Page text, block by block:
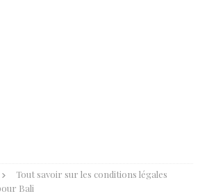
Tout savoir sur les conditions légales
Bali